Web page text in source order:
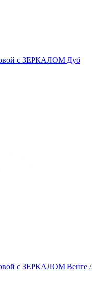
с ЗЕРКАЛОМ Дуб
с ЗЕРКАЛОМ Венге /